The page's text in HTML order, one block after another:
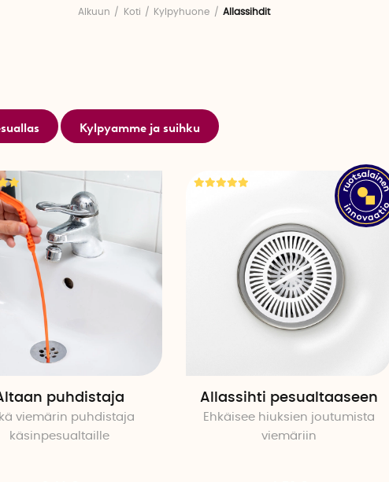
allassihdit eri kokoisina, muotoisina ja eri materiaaleista. Pieni
joka helpottaa arkea.
Alkuun Koti Kylpyhuone Allassihdit
Kylpyamme ja suihku
puhdistaja
viemärin puhdistaja
käsinpesualtaille
Allassihti pesualtaaseen
Ehkäisee hiuksien joutumista
viemäriin